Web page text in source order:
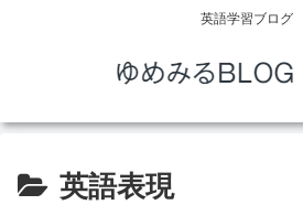
英語学習ブログ
英語表現